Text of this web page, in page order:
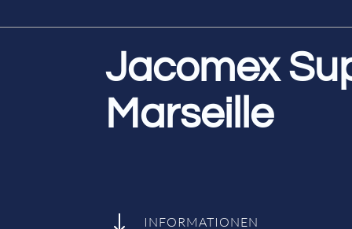
Jacomex
Marseille
" INFORMATIONEN